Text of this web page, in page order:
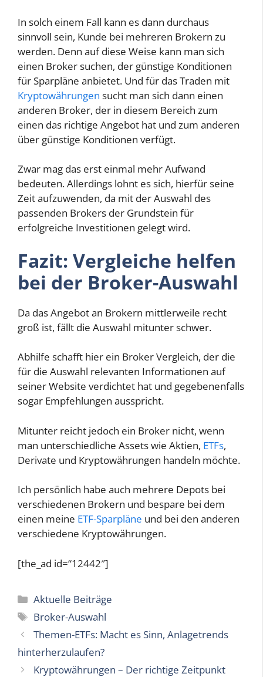
In solch einem Fall kann es dann durchaus
sinnvoll sein, Kunde bei mehreren Brokern zu
werden. Denn auf diese Weise kann man sich
einen Broker suchen, der günstige Konditionen
für Sparpläne anbietet. Und für das Traden mit
Kryptowährungen sucht man sich dann einen
anderen Broker, der in diesem Bereich zum
einen das richtige Angebot hat und zum anderen
über günstige Konditionen verfügt.
Zwar mag das erst einmal mehr Aufwand
bedeuten. Allerdings lohnt es sich, hierfür seine
Zeit aufzuwenden, da mit der Auswahl des
passenden Brokers der Grundstein für
erfolgreiche Investitionen gelegt wird.
Fazit: Vergleiche helfen
bei der Broker-Auswahl
Da das Angebot an Brokern mittlerweile recht
groß ist, fällt die Auswahl mitunter schwer.
Abhilfe schafft hier ein Broker Vergleich, der die
für die Auswahl relevanten Informationen auf
seiner Website verdichtet hat und gegebenenfalls
sogar Empfehlungen ausspricht.
Mitunter reicht jedoch ein Broker nicht, wenn
man unterschiedliche Assets wie Aktien, ETFs,
Derivate und Kryptowährungen handeln möchte.
Ich persönlich habe auch mehrere Depots bei
verschiedenen Brokern und bespare bei dem
einen meine ETF-Sparpläne und bei den anderen
verschiedene Kryptowährungen.
[the_ad id=“12442″]
Kategorien
Aktuelle Beiträge
Schlagwörter
Broker-Auswahl
Themen-ETFs: Macht es Sinn, Anlagetrends
hinterherzulaufen?
Kryptowährungen – Der richtige Zeitpunkt